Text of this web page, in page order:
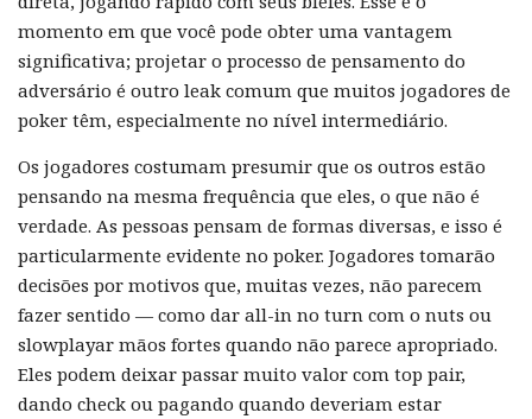
momento em que você pode obter uma vantagem
significativa; projetar o processo de pensamento do
adversário é outro leak comum que muitos jogadores de
poker têm, especialmente no nível intermediário.
Os jogadores costumam presumir que os outros estão
pensando na mesma frequência que eles, o que não é
verdade. As pessoas pensam de formas diversas, e isso é
particularmente evidente no poker. Jogadores tomarão
decisões por motivos que, muitas vezes, não parecem
fazer sentido — como dar all-in no turn com o nuts ou
slowplayar mãos fortes quando não parece apropriado.
Eles podem deixar passar muito valor com top pair,
dando check ou pagando quando deveriam estar